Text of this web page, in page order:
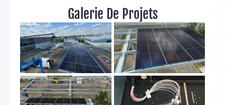
Galerie De Projets